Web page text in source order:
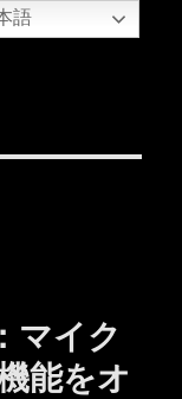
イク
能をオ
語